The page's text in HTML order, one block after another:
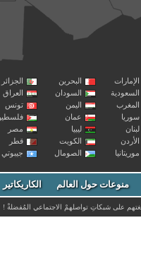
البحرين
الجزائر
السودان
العراق
اليمن
تونس
عمان
فلسطين
ليبيا
مصر
الكويت
قطر
الصومال جيبوتي
منوعات حول العالم الكاريكاتير
على شبكاتِ تواصلهمْ الاجتماعي المُفضلةْ !